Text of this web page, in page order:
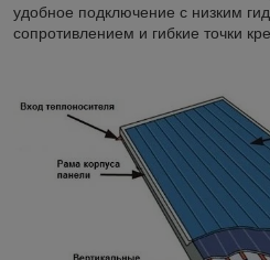
удобное подключение с низким
сопротивлением и гибкие точки